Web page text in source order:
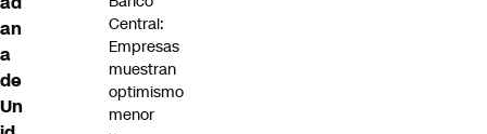
an
a
de
Un
Central:
Empresas
muestran
optimismo
menor